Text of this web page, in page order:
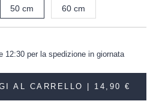
50 cm 60 cm
12:30 per la spedizione in giornata
AL CARRELLO | 14,90 €